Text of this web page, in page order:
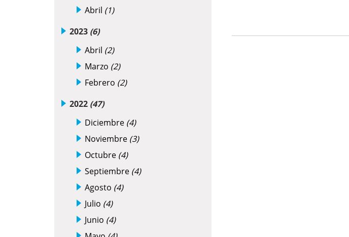
Abril (1)
2023 (6)
Abril (2)
Marzo (2)
Febrero (2)
2022 (47)
Diciembre (4)
Noviembre (3)
Octubre (4)
Septiembre (4)
Agosto (4)
Julio (4)
Junio (4)